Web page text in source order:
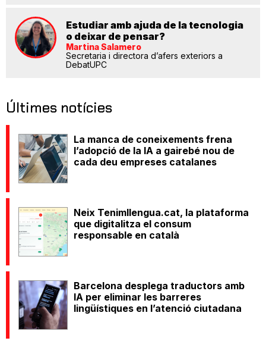
Estudiar amb ajuda de la tecnologia
o deixar de pensar?
Martina Salamero
Secretaria i directora d’afers exteriors a
DebatUPC
Últimes notícies
La manca de coneixements frena
l’adopció de la IA a gairebé nou de
cada deu empreses catalanes
Neix Tenimllengua.cat, la plataforma
que digitalitza el consum
responsable en català
Barcelona desplega traductors amb
IA per eliminar les barreres
lingüístiques en l’atenció ciutadana